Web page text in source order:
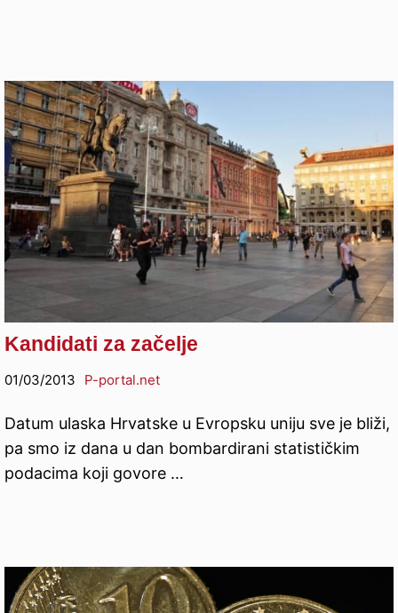
Kandidati za začelje
01/03/2013 P-portal.net
Datum ulaska Hrvatske u Evropsku uniju sve je bliži,
pa smo iz dana u dan bombardirani statističkim
podacima koji govore …